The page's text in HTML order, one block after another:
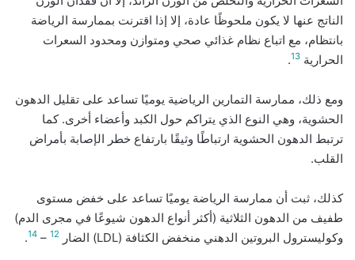
الناتج عنها لا يكون ملحوظًا عادة، إلا إذا اقترنت بممارسة الرياضة
بانتظام، مع اتباع نظام غذائي صحي ومتوازن ومحدود السعرات
الحرارية 13
.
ومع ذلك، ممارسة التمارين الرياضية يوميًا تساعد على تقليل الدهون
الحشوية، وهي النوع الذي يتراكم حول الكبد وأعضاء أخرى. كما
ترتبط الدهون الحشوية ارتباطًا وثيقًا بارتفاع خطر الإصابة بأمراض
القلب.
كذلك، ثبت أن ممارسة الرياضة يوميًا تساعد على خفض مستوى
طفيف من الدهون الثلاثية (أكثر أنواع الدهون شيوعًا في مجرى الدم)
وكوليسترول البروتين الدهني منخفض الكثافة (LDL) الضار
12
–
14
.